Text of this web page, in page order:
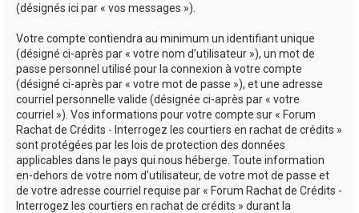
(désignés ici par « vos messages »).
Votre compte contiendra au minimum un identifiant unique
(désigné ci-après par « votre nom d’utilisateur »), un mot de
passe personnel utilisé pour la connexion à votre compte
(désigné ci-après par « votre mot de passe »), et une adresse
courriel personnelle valide (désignée ci-après par « votre
courriel »). Vos informations pour votre compte sur « Forum
Rachat de Crédits - Interrogez les courtiers en rachat de crédits »
sont protégées par les lois de protection des données
applicables dans le pays qui nous héberge. Toute information
en-dehors de votre nom d’utilisateur, de votre mot de passe et
de votre adresse courriel requise par « Forum Rachat de Crédits -
Interrogez les courtiers en rachat de crédits » durant la